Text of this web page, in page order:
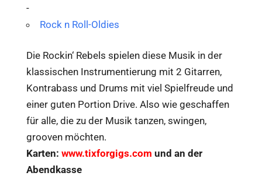
-
Rock n Roll-Oldies
Die Rockin‘ Rebels spielen diese Musik in der
klassischen Instrumentierung mit 2 Gitarren,
Kontrabass und Drums mit viel Spielfreude und
einer guten Portion Drive. Also wie geschaffen
für alle, die zu der Musik tanzen, swingen,
grooven möchten.
Karten: www.tixforgigs.com und an der
Abendkasse